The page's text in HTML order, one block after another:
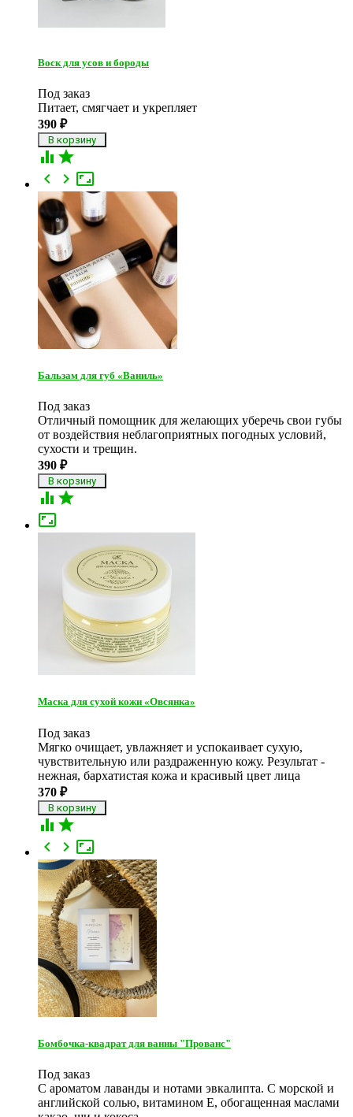
Воск для усов и бороды
Под заказ
Питает, смягчает и укрепляет
390 ₽
 

 
Бальзам для губ «Ваниль»
Под заказ
Отличный помощник для желающих уберечь свои губы
от воздействия неблагоприятных погодных условий,
сухости и трещин.
390 ₽
 

Маска для сухой кожи «Овсянка»
Под заказ
Мягко очищает, увлажняет и успокаивает сухую,
чувствительную или раздраженную кожу. Результат -
нежная, бархатистая кожа и красивый цвет лица
370 ₽
 

 
Бомбочка-квадрат для ванны "Прованс"
Под заказ
С ароматом лаванды и нотами эвкалипта. С морской и
английской солью, витамином Е, обогащенная маслами